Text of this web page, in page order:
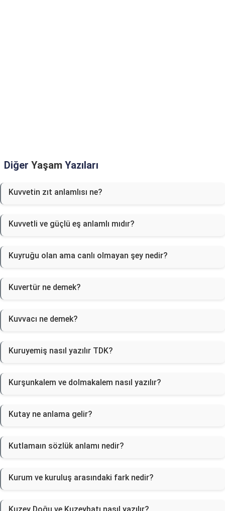
Diğer Yaşam Yazıları
Kuvvetin zıt anlamlısı ne?
Kuvvetli ve güçlü eş anlamlı mıdır?
Kuyruğu olan ama canlı olmayan şey nedir?
Kuvertür ne demek?
Kuvvacı ne demek?
Kuruyemiş nasıl yazılır TDK?
Kurşunkalem ve dolmakalem nasıl yazılır?
Kutay ne anlama gelir?
Kutlamaın sözlük anlamı nedir?
Kurum ve kuruluş arasındaki fark nedir?